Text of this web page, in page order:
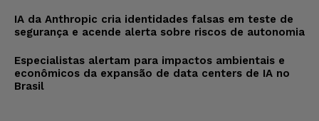
IA da Anthropic cria identidades falsas em teste de
segurança e acende alerta sobre riscos de autonomia
Especialistas alertam para impactos ambientais e
econômicos da expansão de data centers de IA no
Brasil